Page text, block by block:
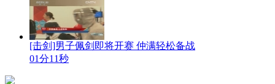
[击剑]男子佩剑即将开赛 仲满轻松备战
01分11秒